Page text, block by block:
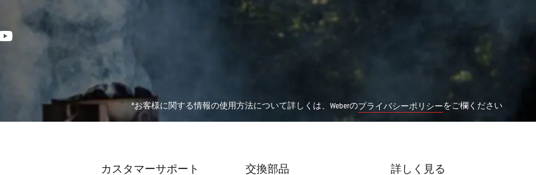
*お客様に関する情報の使用方法について詳しくは、Weberのプライバシーポリシーをご欄ください
カスタマーサポート 交換部品 詳しく見る